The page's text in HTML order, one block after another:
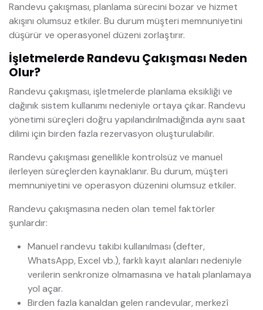
Randevu çakışması, planlama sürecini bozar ve hizmet
akışını olumsuz etkiler. Bu durum müşteri memnuniyetini
düşürür ve operasyonel düzeni zorlaştırır.
İşletmelerde Randevu Çakışması Neden
Olur?
Randevu çakışması, işletmelerde planlama eksikliği ve
dağınık sistem kullanımı nedeniyle ortaya çıkar. Randevu
yönetimi süreçleri doğru yapılandırılmadığında aynı saat
dilimi için birden fazla rezervasyon oluşturulabilir.
Randevu çakışması genellikle kontrolsüz ve manuel
ilerleyen süreçlerden kaynaklanır. Bu durum, müşteri
memnuniyetini ve operasyon düzenini olumsuz etkiler.
Randevu çakışmasına neden olan temel faktörler
şunlardır:
Manuel randevu takibi kullanılması (defter,
WhatsApp, Excel vb.), farklı kayıt alanları nedeniyle
verilerin senkronize olmamasına ve hatalı planlamaya
yol açar.
Birden fazla kanaldan gelen randevular, merkezî